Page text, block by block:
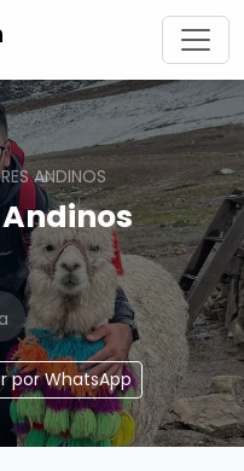
ANDINOS
por WhatsApp